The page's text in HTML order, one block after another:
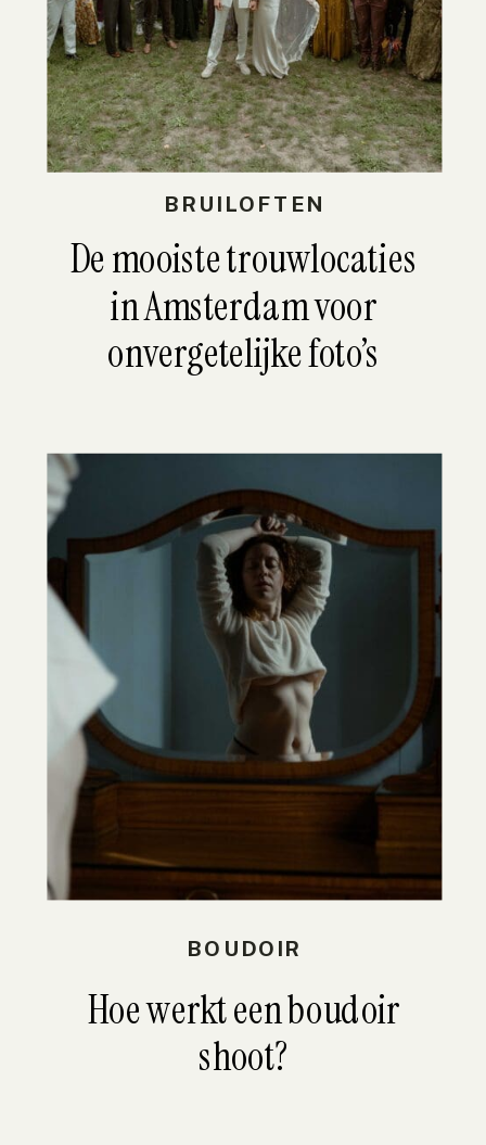
De mooiste trouwlocaties
in Amsterdam voor
onvergetelijke foto’s
BRUILOFTEN
Hoe werkt een boudoir
shoot?
BOUDOIR